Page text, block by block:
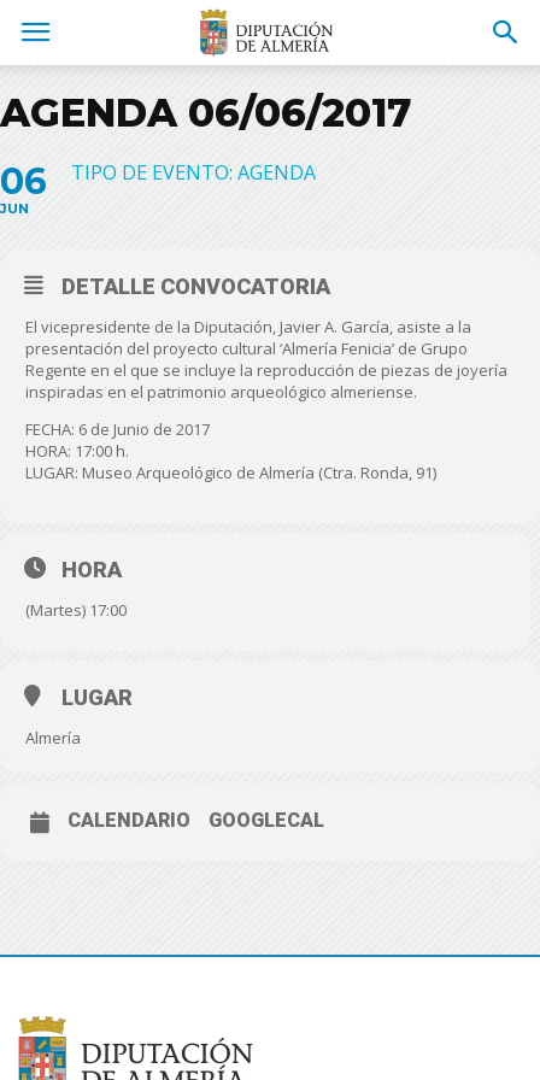
AGENDA 06/06/2017
06
JUN
TIPO DE EVENTO: AGENDA
DETALLE CONVOCATORIA
El vicepresidente de la Diputación, Javier A. García, asiste a la
presentación del proyecto cultural ‘Almería Fenicia’ de Grupo
Regente en el que se incluye la reproducción de piezas de joyería
inspiradas en el patrimonio arqueológico almeriense.
FECHA: 6 de Junio de 2017
HORA: 17:00 h.
LUGAR: Museo Arqueológico de Almería (Ctra. Ronda, 91)
HORA
(Martes) 17:00
LUGAR
Almería
CALENDARIO GOOGLECAL